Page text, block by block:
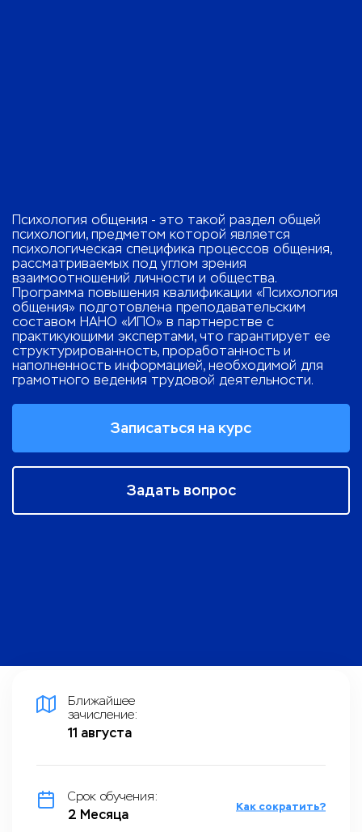
Психология общения - это такой раздел общей
психологии, предметом которой является
психологическая специфика процессов общения,
рассматриваемых под углом зрения
взаимоотношений личности и общества.
Программа повышения квалификации «Психология
общения» подготовлена преподавательским
составом НАНО «ИПО» в партнерстве с
практикующими экспертами, что гарантирует ее
структурированность, проработанность и
наполненность информацией, необходимой для
грамотного ведения трудовой деятельности.
Записаться на курс
Задать вопрос
Ближайшее
зачисление:
11 августа
Как сократить?
Срок обучения:
2 Месяца